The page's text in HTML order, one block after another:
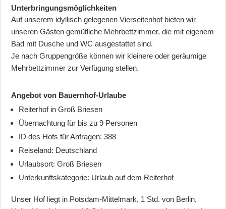
Unterbringungsmöglichkeiten
Auf unserem idyllisch gelegenen Vierseitenhof bieten wir
unseren Gästen gemütliche Mehrbettzimmer, die mit eigenem
Bad mit Dusche und WC ausgestattet sind.
Je nach Gruppengröße können wir kleinere oder geräumige
Mehrbettzimmer zur Verfügung stellen.
Angebot von Bauernhof-Urlaube
Reiterhof in Groß Briesen
Übernachtung für bis zu 9 Personen
ID des Hofs für Anfragen: 388
Reiseland: Deutschland
Urlaubsort: Groß Briesen
Unterkunftskategorie: Urlaub auf dem Reiterhof
Unser Hof liegt in Potsdam-Mittelmark, 1 Std. von Berlin,